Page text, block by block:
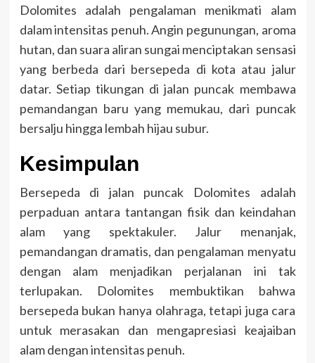
Dolomites adalah pengalaman menikmati alam
dalam intensitas penuh. Angin pegunungan, aroma
hutan, dan suara aliran sungai menciptakan sensasi
yang berbeda dari bersepeda di kota atau jalur
datar. Setiap tikungan di jalan puncak membawa
pemandangan baru yang memukau, dari puncak
bersalju hingga lembah hijau subur.
Kesimpulan
Bersepeda di jalan puncak Dolomites adalah
perpaduan antara tantangan fisik dan keindahan
alam yang spektakuler. Jalur menanjak,
pemandangan dramatis, dan pengalaman menyatu
dengan alam menjadikan perjalanan ini tak
terlupakan. Dolomites membuktikan bahwa
bersepeda bukan hanya olahraga, tetapi juga cara
untuk merasakan dan mengapresiasi keajaiban
alam dengan intensitas penuh.